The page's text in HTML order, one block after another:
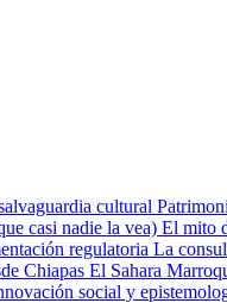
El mito
La
El Sahara